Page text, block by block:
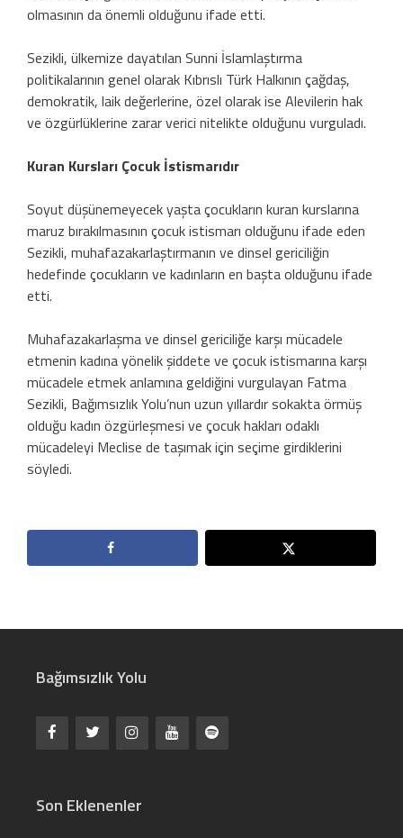
olmasının da önemli olduğunu ifade etti.
Sezikli, ülkemize dayatılan Sunni İslamlaştırma
politikalarının genel olarak Kıbrıslı Türk Halkının çağdaş,
demokratik, laik değerlerine, özel olarak ise Alevilerin hak
ve özgürlüklerine zarar verici nitelikte olduğunu vurguladı.
Kuran Kursları Çocuk İstismarıdır
Soyut düşünemeyecek yaşta çocukların kuran kurslarına
maruz bırakılmasının çocuk istismarı olduğunu ifade eden
Sezikli, muhafazakarlaştırmanın ve dinsel gericiliğin
hedefinde çocukların ve kadınların en başta olduğunu ifade
etti.
Muhafazakarlaşma ve dinsel gericiliğe karşı mücadele
etmenin kadına yönelik şiddete ve çocuk istismarına karşı
mücadele etmek anlamına geldiğini vurgulayan Fatma
Sezikli, Bağımsızlık Yolu’nun uzun yıllardır sokakta örmüş
olduğu kadın özgürleşmesi ve çocuk hakları odaklı
mücadeleyi Meclise de taşımak için seçime girdiklerini
söyledi.
Bağımsızlık Yolu
Son Eklenenler